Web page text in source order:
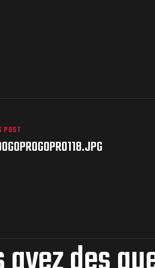
POST